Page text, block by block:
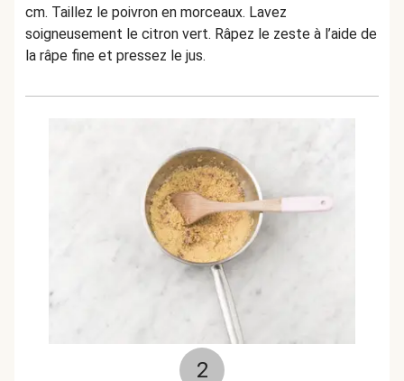
cm. Taillez le poivron en morceaux. Lavez
soigneusement le citron vert. Râpez le zeste à l’aide de
la râpe fine et pressez le jus.
2